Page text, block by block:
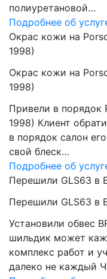
полиуретановой…
Подробнее об
Окрас кожи на
1998)
Окрас кожи на
1998)
Привели в порядок
1998) Клиент
в порядок салон
свой блеск…
Подробнее об
Перешили GLS63 в
Перешили GLS63 в
Установили обвес
шильдик может
комплекс работ и
далеко не каждый